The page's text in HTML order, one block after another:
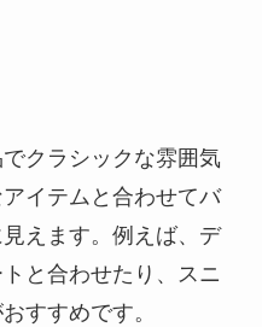
クラシックな雰囲気
イテムと合わせてバ
えます。例えば、デ
と合わせたり、スニ
すすめです。